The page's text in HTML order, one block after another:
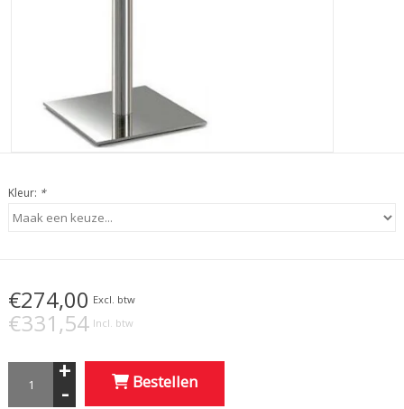
Kleur: *
€274,00 Excl. btw
€331,54 Incl. btw
+
- Bestellen